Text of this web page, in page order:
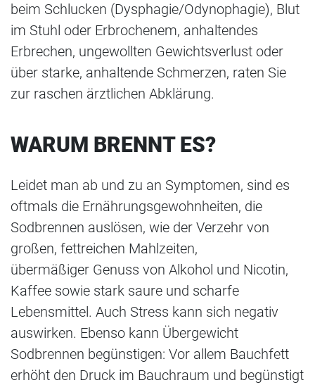
beim Schlucken (Dysphagie/Odynophagie), Blut
im Stuhl oder Erbrochenem, anhaltendes
Erbrechen, ungewollten Gewichtsverlust oder
über starke, anhaltende Schmerzen, raten Sie
zur raschen ärztlichen Abklärung.
WARUM BRENNT ES?
Leidet man ab und zu an Symptomen, sind es
oftmals die Ernährungsgewohnheiten, die
Sodbrennen auslösen, wie der Verzehr von
großen, fettreichen Mahlzeiten,
übermäßiger Genuss von Alkohol und Nicotin,
Kaffee sowie stark saure und scharfe
Lebensmittel. Auch Stress kann sich negativ
auswirken. Ebenso kann Übergewicht
Sodbrennen begünstigen: Vor allem Bauchfett
erhöht den Druck im Bauchraum und begünstigt